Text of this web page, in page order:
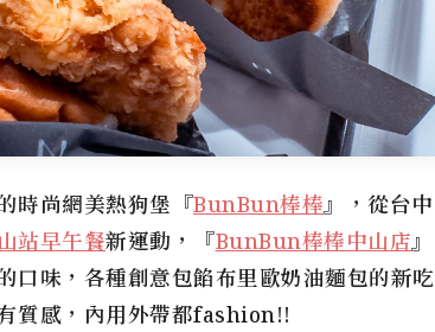
時尚網美熱狗堡『BunBun棒棒』，從台中
站早午餐新運動，『BunBun棒棒中山店』
口味，各種創意包餡布里歐奶油麵包的新吃
質感，內用外帶都fashion!!